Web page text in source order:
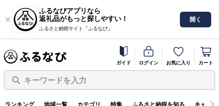
ふるなびアプリなら
返礼品がもっと探しやすい！
ふるさと納税サイト「ふるなび」
開く
ガイド ログイン お気に入り カート
キーワードを入力
ランキング 地域一覧 カテゴリ 特集 ふるさと納税を知る キャン